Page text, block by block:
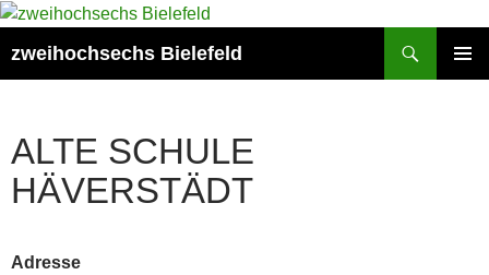
Zum
springen
zweihochsechs Bielefeld
ALTE SCHULE
HÄVERSTÄDT
Adresse